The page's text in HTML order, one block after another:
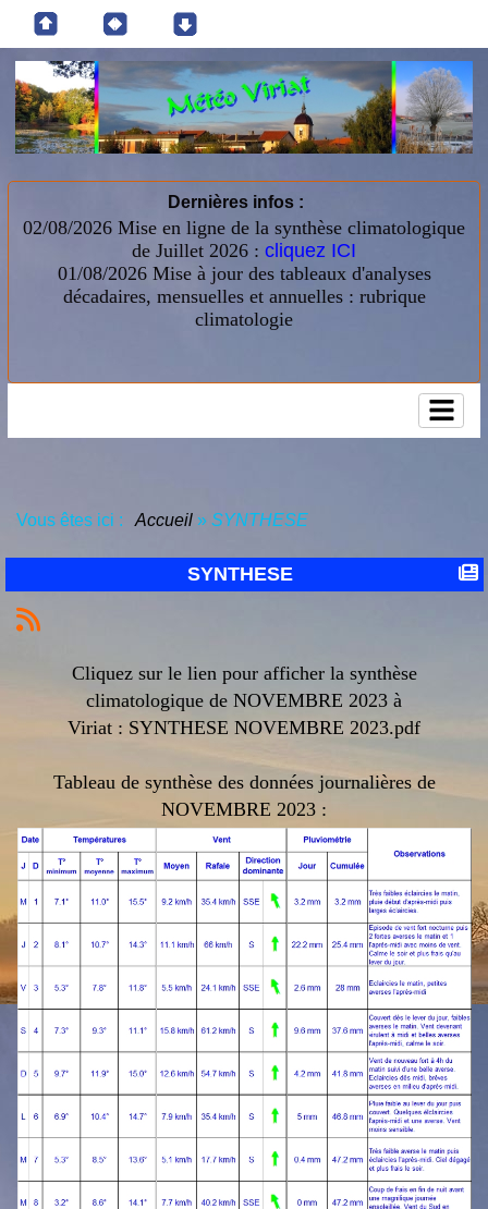
Dernières infos :
02/08/2026 Mise en ligne de la synthèse climatologique
de Juillet 2026 : cliquez ICI
01/08/2026 Mise à jour des tableaux d'analyses
décadaires, mensuelles et annuelles : rubrique
climatologie
Vous êtes ici : Accueil » SYNTHESE
SYNTHESE
Cliquez sur le lien pour afficher la synthèse
climatologique de NOVEMBRE 2023 à
Viriat : SYNTHESE NOVEMBRE 2023.pdf
Tableau de synthèse des données journalières de
NOVEMBRE 2023 :